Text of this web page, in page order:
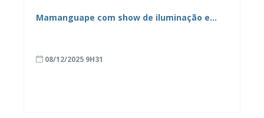
Mamanguape com show de iluminação e
08/12/2025 9H31